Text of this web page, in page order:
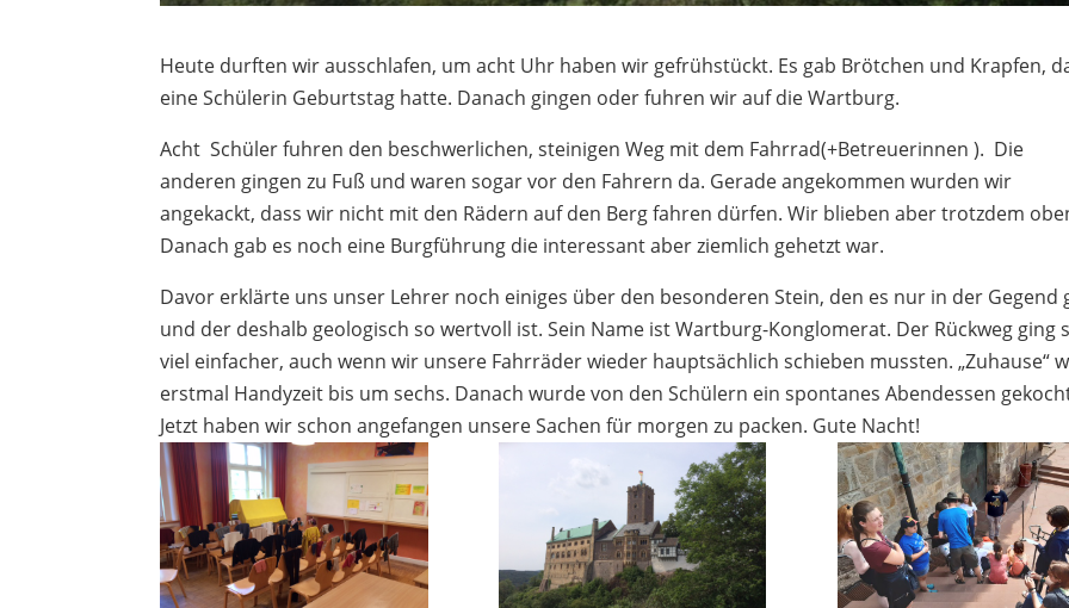
Heute durften wir ausschlafen, um acht Uhr haben wir gefrühstückt. Es gab Brötchen und Krapfen,
eine Schülerin Geburtstag hatte. Danach gingen oder fuhren wir auf die Wartburg.
Acht Schüler fuhren den beschwerlichen, steinigen Weg mit dem Fahrrad(+Betreuerinnen ). Die
anderen gingen zu Fuß und waren sogar vor den Fahrern da. Gerade angekommen wurden wir
angekackt, dass wir nicht mit den Rädern auf den Berg fahren dürfen. Wir blieben aber trotzdem
Danach gab es noch eine Burgführung die interessant aber ziemlich gehetzt war.
Davor erklärte uns unser Lehrer noch einiges über den besonderen Stein, den es nur in der Gegend
und der deshalb geologisch so wertvoll ist. Sein Name ist Wartburg-Konglomerat. Der Rückweg ging
viel einfacher, auch wenn wir unsere Fahrräder wieder hauptsächlich schieben mussten. „Zuhause“
erstmal Handyzeit bis um sechs. Danach wurde von den Schülern ein spontanes Abendessen
Jetzt haben wir schon angefangen unsere Sachen für morgen zu packen. Gute Nacht!